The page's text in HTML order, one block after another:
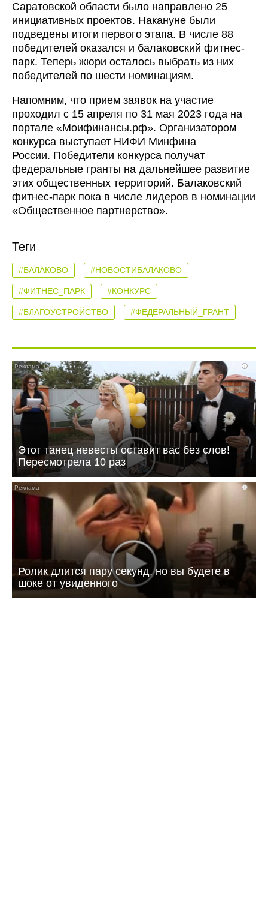
Саратовской области было направлено 25
инициативных проектов. Накануне были
подведены итоги первого этапа. В числе 88
победителей оказался и балаковский фитнес-
парк. Теперь жюри осталось выбрать из них
победителей по шести номинациям.
Напомним, что прием заявок на участие
проходил с 15 апреля по 31 мая 2023 года на
портале «Моифинансы.рф». Организатором
конкурса выступает НИФИ Минфина
России. Победители конкурса получат
федеральные гранты на дальнейшее развитие
этих общественных территорий. Балаковский
фитнес-парк пока в числе лидеров в номинации
«Общественное партнерство».
Теги
#БАЛАКОВО #НОВОСТИБАЛАКОВО
#ФИТНЕС_ПАРК #КОНКУРС
#БЛАГОУСТРОЙСТВО #ФЕДЕРАЛЬНЫЙ_ГРАНТ
i
Этот танец невесты оставит вас без слов!
Пересмотрела 10 раз
i
Ролик длится пару секунд, но вы будете в
шоке от увиденного